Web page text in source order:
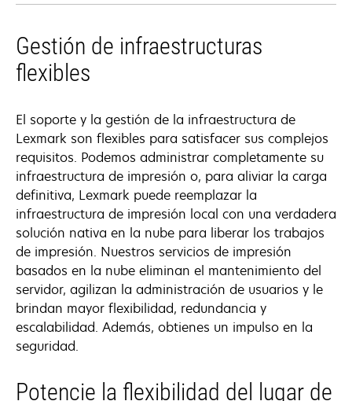
Gestión de infraestructuras
flexibles
El soporte y la gestión de la infraestructura de
Lexmark son flexibles para satisfacer sus complejos
requisitos. Podemos administrar completamente su
infraestructura de impresión o, para aliviar la carga
definitiva, Lexmark puede reemplazar la
infraestructura de impresión local con una verdadera
solución nativa en la nube para liberar los trabajos
de impresión. Nuestros servicios de impresión
basados en la nube eliminan el mantenimiento del
servidor, agilizan la administración de usuarios y le
brindan mayor flexibilidad, redundancia y
escalabilidad. Además, obtienes un impulso en la
seguridad.
Potencie la flexibilidad del lugar de